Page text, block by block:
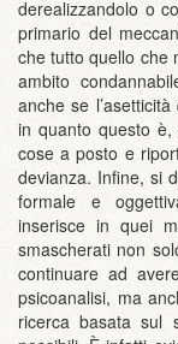
derealizzandolo o
primario del
che tutto quello che
ambito
anche se
in quanto questo
cose a posto e
devianza. Infine, si
formale e
inserisce in quei
smascherati non
continuare ad
psicoanalisi, ma
ricerca basata sul